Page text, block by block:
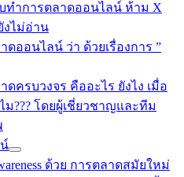
ทำการตลาดออนไลน์ ห้าม X
งไม่อ่าน
ดออนไลน์ ว่า ด้วยเรื่องการ ”
ดครบวงจร คืออะไร ยังไง เมื่อ
ม??? โดยผู้เชี่ยวชาญและทีม
ด้วย การตลาดสมัยใหม่